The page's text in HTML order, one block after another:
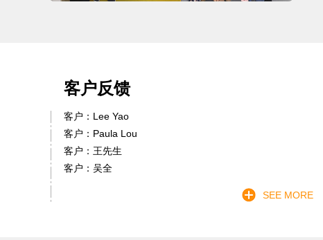
客户反馈
客户：Lee Yao
客户：Paula Lou
客户：王先生
客户：吴全
SEE MORE